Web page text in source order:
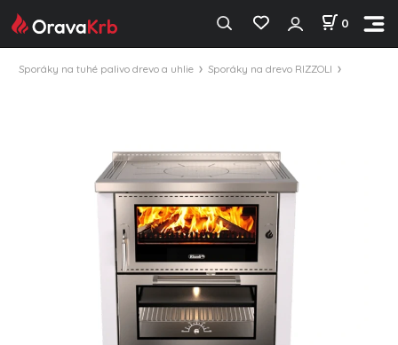
0
Sporáky na tuhé palivo drevo a uhlie Sporáky na drevo RIZZOLI